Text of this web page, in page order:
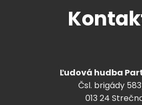
Ľudová hudba
Čsl. brigády
013 24